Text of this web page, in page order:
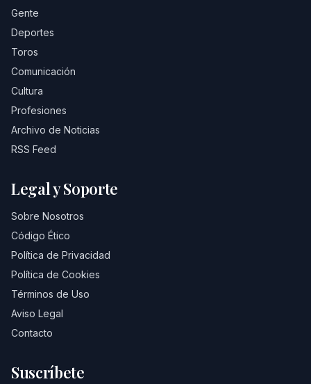
Gente
Deportes
Toros
Comunicación
Cultura
Profesiones
Archivo de Noticias
RSS Feed
Legal y Soporte
Sobre Nosotros
Código Ético
Política de Privacidad
Política de Cookies
Términos de Uso
Aviso Legal
Contacto
Suscríbete